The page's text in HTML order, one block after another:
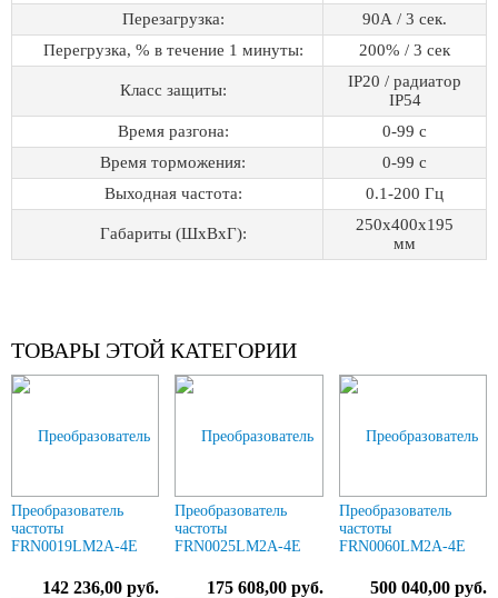
Перезагрузка:
90А / 3 сек.
Перегрузка, % в течение 1 минуты:
200% / 3 сек
Класс защиты:
IP20 / радиатор
IP54
Время разгона:
0-99 с
Время торможения:
0-99 с
Выходная частота:
0.1-200 Гц
Габариты (ШхВхГ):
250х400х195
мм
ТОВАРЫ ЭТОЙ КАТЕГОРИИ
Преобразователь
частоты
FRN0019LM2A-4E
142 236,00 руб.
Преобразователь
частоты
FRN0025LM2A-4E
175 608,00 руб.
Преобразователь
частоты
FRN0060LM2A-4E
500 040,00 руб.